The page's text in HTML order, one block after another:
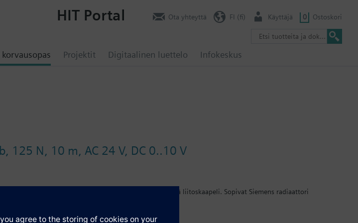
Projektit Digitaalinen luettelo Infokeskus
HIT Portal Ota yhteyttä FI (fi) Käyttäjä 0 Ostoskori
125 N, 10 m, AC 24 V, DC 0..10 V
järjestelmät, jäähdytyskatot. Asennon osoitin sekä liitoskaapeli. Sopivat Siemens radiaattori
M30 x 1.5 liitoksella ja 2,5mm iskunpituudella olevat sekä vyöhykeventtiilit V..46...
on 2 toiminta-suuntaa.